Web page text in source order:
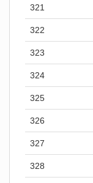
321
322
323
324
325
326
327
328